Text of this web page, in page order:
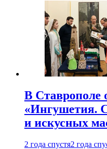
В Ставрополе
«Ингушетия.
и искусных
2 года спустя2 года